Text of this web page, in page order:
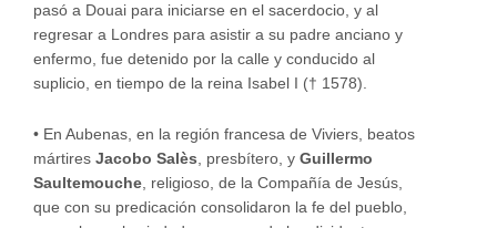
pasó a Douai para iniciarse en el sacerdocio, y al
regresar a Londres para asistir a su padre anciano y
enfermo, fue detenido por la calle y conducido al
suplicio, en tiempo de la reina Isabel I († 1578).
• En Aubenas, en la región francesa de Viviers, beatos
mártires Jacobo Salès, presbítero, y Guillermo
Saultemouche, religioso, de la Compañía de Jesús,
que con su predicación consolidaron la fe del pueblo,